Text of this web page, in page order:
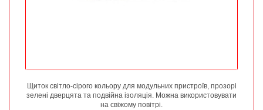
Щиток світло-сірого кольору для модульних пристроїв, прозорі
зелені дверцята та подвійна ізоляція. Можна використовувати
на свіжому повітрі.